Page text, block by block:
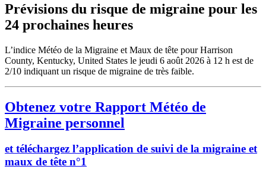
Prévisions du risque de migraine pour les
24 prochaines heures
L’indice Météo de la Migraine et Maux de tête pour Harrison
County, Kentucky, United States le jeudi 6 août 2026 à 12 h est de
2/10 indiquant un risque de migraine de très faible.
Obtenez votre Rapport Météo de
Migraine personnel
et téléchargez l’application de suivi de la migraine et
maux de tête n°1